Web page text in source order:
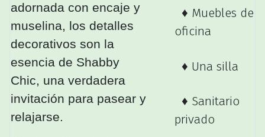
adornada con encaje y
muselina, los detalles
decorativos son la
esencia de Shabby
Chic, una verdadera
invitación para pasear y
relajarse.
♦ Muebles de
oficina
♦ Una silla
♦ Sanitario
privado